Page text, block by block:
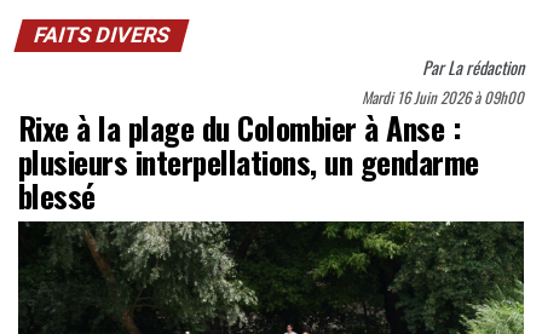
FAITS DIVERS
ParLa rédaction
Mardi 16 Juin 2026 à 09h00
Rixe à la plage du Colombier à Anse :
plusieurs interpellations, un gendarme
blessé